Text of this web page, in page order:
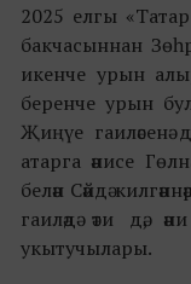
2025 елгы
бакчасыннан
икенче урын
беренче урын
Җиңүе гаиләсенә
атарга әнисе
белән Сәйдә
гаиләдә әти дә,
укытучылары.